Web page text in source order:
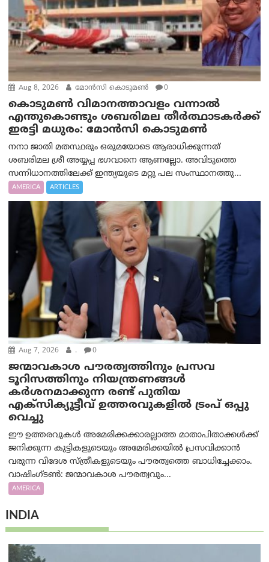
Aug 8, 2026 മോൻസി കൊടുമൺ 0
കൊടുമൺ വിമാനത്താവളം വന്നാൽ
എന്തുകൊണ്ടും ശബരിമല തീർത്ഥാടകർക്ക്
ഇരട്ടി മധുരം: മോൻസി കൊടുമൺ
നനാ ജാതി മതസ്ഥരും ഒരുമയോടെ ആരാധിക്കുന്നത്
ശബരിമല ശ്രീ അയ്യപ്പ ഭഗവാനെ ആണല്ലോ. അവിടുത്തെ
സന്നിധാനത്തിലേക്ക് ഇന്ത്യയുടെ മറ്റു പല സംസ്ഥാനത്തു...
AMERICA ARTICLES
Aug 7, 2026 . 0
ജന്മാവകാശ പൗരത്വത്തിനും പ്രസവ
ടൂറിസത്തിനും നിയന്ത്രണങ്ങൾ
കർശനമാക്കുന്ന രണ്ട് പുതിയ
എക്സിക്യൂട്ടീവ് ഉത്തരവുകളിൽ ട്രംപ് ഒപ്പു
വെച്ചു
ഈ ഉത്തരവുകൾ അമേരിക്കക്കാരല്ലാത്ത മാതാപിതാക്കൾക്ക്
ജനിക്കുന്ന കുട്ടികളുടെയും അമേരിക്കയിൽ പ്രസവിക്കാൻ
വരുന്ന വിദേശ സ്ത്രീകളുടെയും പൗരത്വത്തെ ബാധിച്ചേക്കാം.
വാഷിംഗ്ടണ്‍: ജന്മാവകാശ പൗരത്വവും...
AMERICA
INDIA